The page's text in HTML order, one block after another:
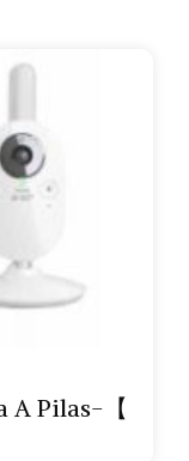
A Pilas-【